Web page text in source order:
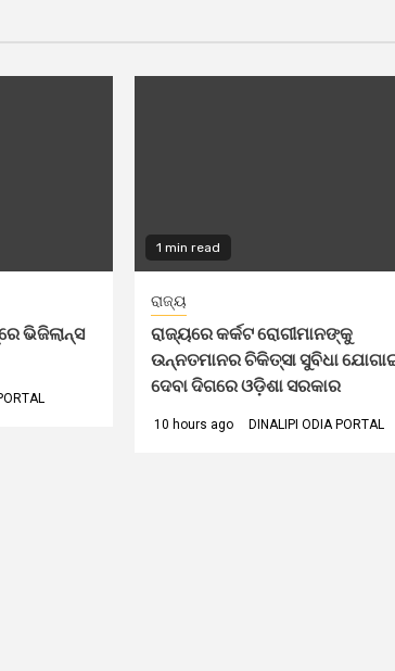
ଭିଜିଲାନ୍ସ
1 min read
ରାଜ୍ୟ
ରାଜ୍ୟରେ କର୍କଟ ରୋଗୀମାନଙ୍କୁ
ଉନ୍ନତମାନର ଚିକିତ୍ସା ସୁବିଧା
ଦେବା ଦିଗରେ ଓଡ଼ିଶା ସରକାର
10 hours ago DINALIPI ODIA PORTAL